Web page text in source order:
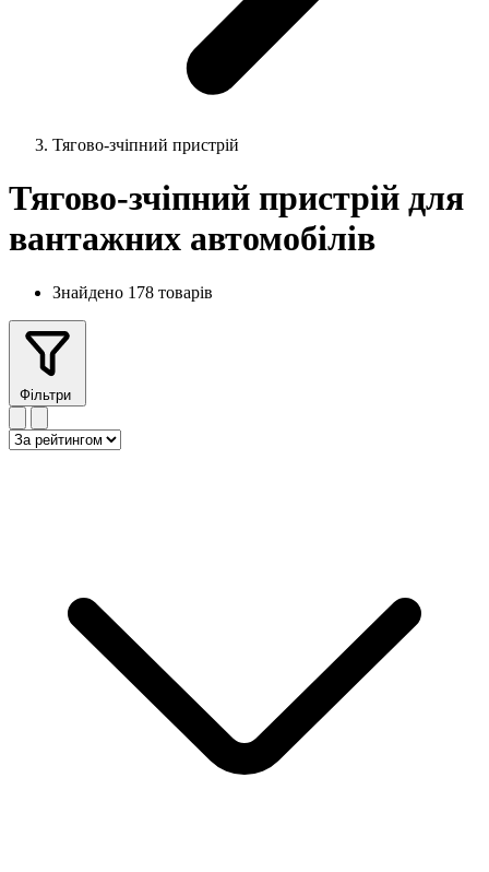
Тягово-зчіпний пристрій
Тягово-зчіпний пристрій для
вантажних автомобілів
Знайдено 178 товарів
Фільтри